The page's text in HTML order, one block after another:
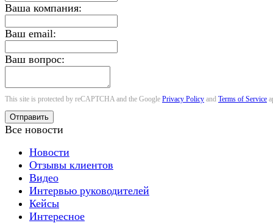
Ваша компания:
Ваш email:
Ваш вопрос:
This site is protected by reCAPTCHA and the Google Privacy Policy and Terms of Service
Отправить
Все новости
Новости
Отзывы клиентов
Видео
Интервью руководителей
Кейсы
Интересное